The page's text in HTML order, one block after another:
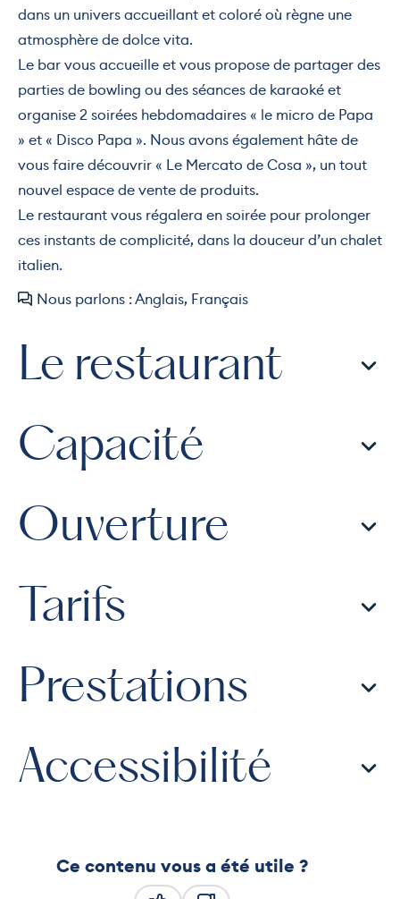
dans un univers accueillant et coloré où règne une
atmosphère de dolce vita.
Le bar vous accueille et vous propose de partager des
parties de bowling ou des séances de karaoké et
organise 2 soirées hebdomadaires « le micro de Papa
» et « Disco Papa ». Nous avons également hâte de
vous faire découvrir « Le Mercato de Cosa », un tout
nouvel espace de vente de produits.
Le restaurant vous régalera en soirée pour prolonger
ces instants de complicité, dans la douceur d’un chalet
italien.
Nous parlons : Anglais, Français
Le restaurant
Capacité
Ouverture
Tarifs
Prestations
Accessibilité
Ce contenu vous a été utile ?